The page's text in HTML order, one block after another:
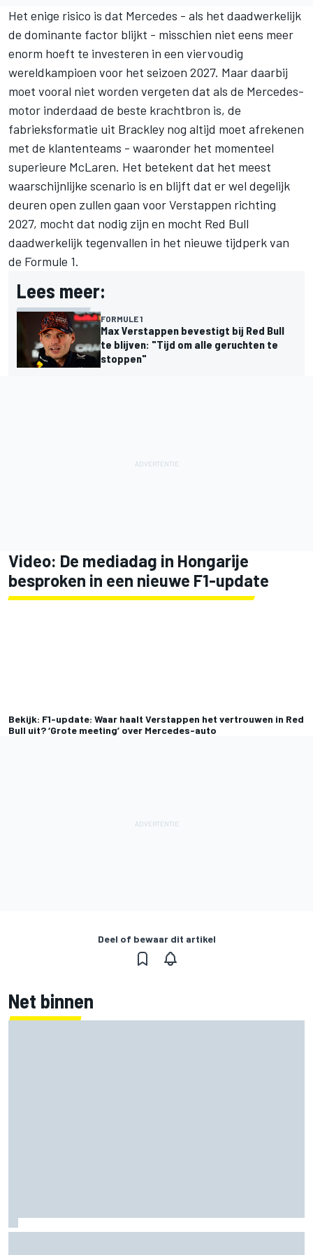
Het enige risico is dat Mercedes - als het daadwerkelijk
de dominante factor blijkt - misschien niet eens meer
enorm hoeft te investeren in een viervoudig
wereldkampioen voor het seizoen 2027. Maar daarbij
moet vooral niet worden vergeten dat als de Mercedes-
motor inderdaad de beste krachtbron is, de
fabrieksformatie uit Brackley nog altijd moet afrekenen
met de klantenteams - waaronder het momenteel
superieure McLaren. Het betekent dat het meest
waarschijnlijke scenario is en blijft dat er wel degelijk
deuren open zullen gaan voor Verstappen richting
2027, mocht dat nodig zijn en mocht Red Bull
daadwerkelijk tegenvallen in het nieuwe tijdperk van
de Formule 1.
Lees meer:
FORMULE 1
Max Verstappen bevestigt bij Red Bull
te blijven: "Tijd om alle geruchten te
stoppen"
Video: De mediadag in Hongarije
besproken in een nieuwe F1-update
Bekijk: F1-update: Waar haalt Verstappen het vertrouwen in Red
Bull uit? ‘Grote meeting’ over Mercedes-auto
Deel of bewaar dit artikel
Net binnen